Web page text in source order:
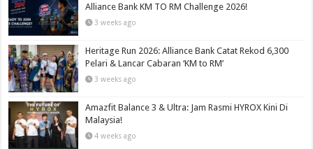
Alliance Bank KM TO RM Challenge 2026!
3 weeks ago
Heritage Run 2026: Alliance Bank Catat Rekod 6,300
Pelari & Lancar Cabaran ‘KM to RM’
3 weeks ago
Amazfit Balance 3 & Ultra: Jam Rasmi HYROX Kini Di
Malaysia!
4 weeks ago